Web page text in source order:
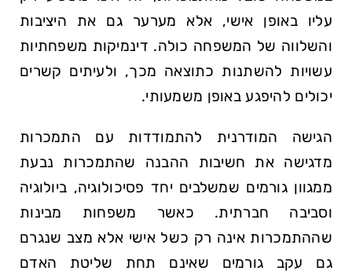
עליו באופן אישי, אלא מערער גם את היציבות
והשלווה של המשפחה כולה. דינמיקות משפחתיות
עשויות להשתנות כתוצאה מכך, ולעיתים קשרים
יכולים להיפגע באופן משמעותי.
הגישה המודרנית להתמודדות עם התמכרות
מדגישה את חשיבות ההבנה שהתמכרות נבעת
ממגוון גורמים שמשלבים יחד פסיכולוגיה, ביולוגיה
וסביבה חברתית. כאשר משפחות מבינות
שההתמכרות אינה רק כשל אישי אלא מצב שנגרם
גם עקב גורמים שאינם תחת שליטת האדם